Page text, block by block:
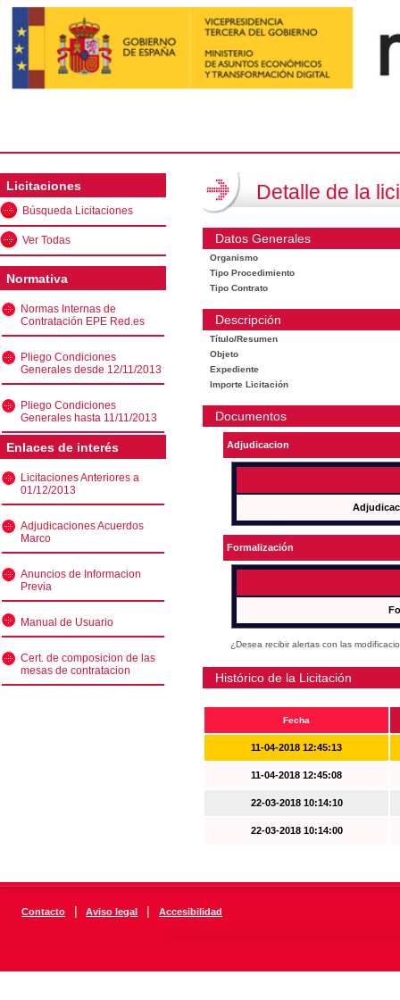
Licitaciones
Búsqueda Licitaciones
Ver Todas
Normativa
Normas Internas de
Contratación EPE Red.es
Pliego Condiciones
Generales desde 12/11/2013
Pliego Condiciones
Generales hasta 11/11/2013
Enlaces de interés
Licitaciones Anteriores a
01/12/2013
Adjudicaciones Acuerdos
Marco
Anuncios de Informacion
Previa
Manual de Usuario
Cert. de composicion de las
mesas de contratacion
Detalle de la
Datos Generales
Organismo
Tipo Procedimiento
Tipo Contrato
Descripción
Título/Resumen
Objeto
Expediente
Importe Licitación
Documentos
Adjudicacion
Formalización
¿Desea recibir alertas con las
Histórico de la Licitación
Fecha
11-04-2018 12:45:13
11-04-2018 12:45:08
22-03-2018 10:14:10
22-03-2018 10:14:00
Contacto | Aviso legal | Accesibilidad